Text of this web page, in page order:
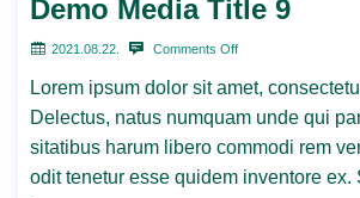
Demo Media Title 9
2021.08.22. Comments Off
Lorem ipsum dolor sit amet,
Delectus, natus numquam unde qui
sitatibus harum libero commodi rem
odit tenetur esse quidem inventore ex.